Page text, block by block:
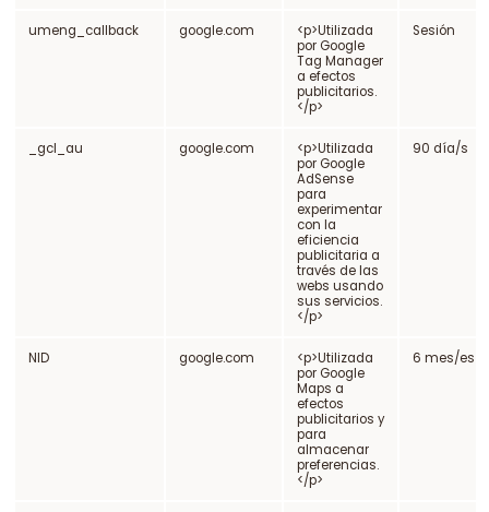
umeng_callback google.com
<p>Utilizada
por Google
Tag Manager
a efectos
publicitarios.
</p>
Sesión
_gcl_au google.com
<p>Utilizada
por Google
AdSense
para
experimentar
con la
eficiencia
publicitaria a
través de las
webs usando
sus servicios.
</p>
90 día/s
NID google.com
<p>Utilizada
por Google
Maps a
efectos
publicitarios y
para
almacenar
preferencias.
</p>
6 mes/es